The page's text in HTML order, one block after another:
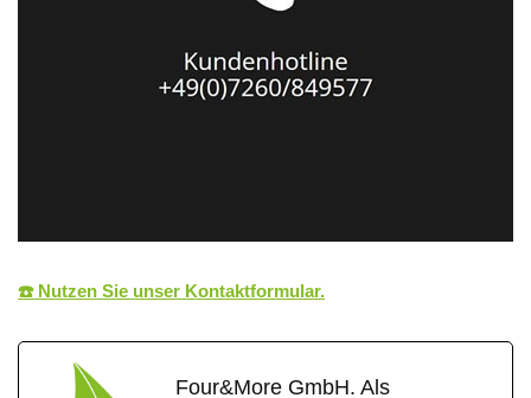
☎️ Nutzen Sie unser Kontaktformular.
Four&More GmbH. Als